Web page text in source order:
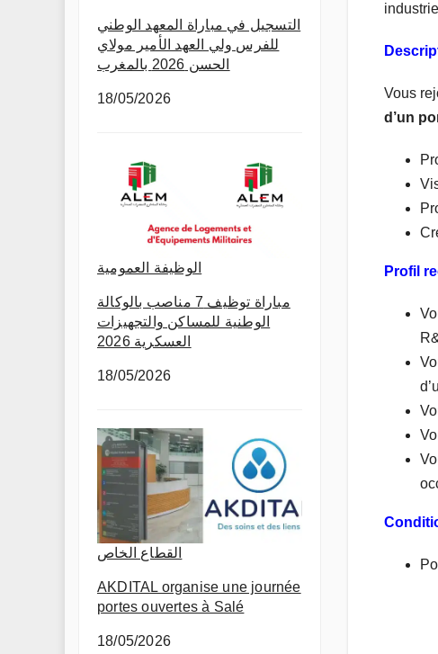
التسجيل في مباراة المعهد الوطني
للفرس ولي العهد الأمير مولاي
الحسن 2026 بالمغرب
18/05/2026
الوظيفة العمومية
مباراة توظيف 7 مناصب بالوكالة
الوطنية للمساكن والتجهيزات
العسكرية 2026
18/05/2026
القطاع الخاص
AKDITAL organise une journée
portes ouvertes à Salé
18/05/2026
Vous
d’un
Profil